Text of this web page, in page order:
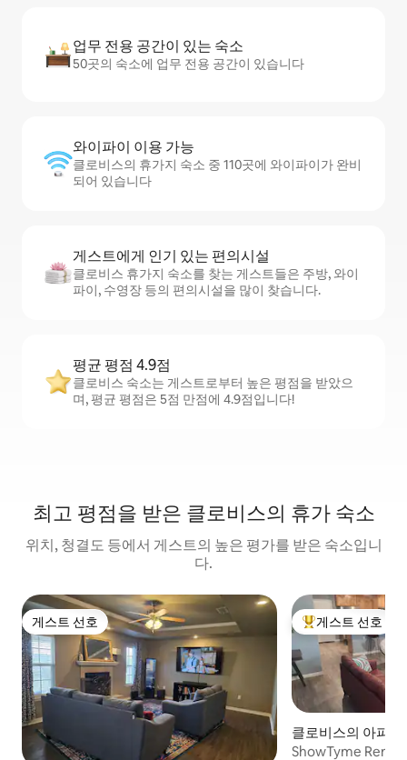
업무 전용 공간이 있는 숙소
50곳의 숙소에 업무 전용 공간이 있습니다
와이파이 이용 가능
클로비스의 휴가지 숙소 중 110곳에 와이파이가 완비
되어 있습니다
게스트에게 인기 있는 편의시설
클로비스 휴가지 숙소를 찾는 게스트들은 주방, 와이
파이, 수영장 등의 편의시설을 많이 찾습니다.
평균 평점 4.9점
클로비스 숙소는 게스트로부터 높은 평점을 받았으
며, 평균 평점은 5점 만점에 4.9점입니다!
최고 평점을 받은 클로비스의 휴가 숙소
위치, 청결도 등에서 게스트의 높은 평가를 받은 숙소입니
다.
게스트 선호
게스트 선호 상위 게스트 선호
게스트 선호
클로비스의 아파트
ShowTyme